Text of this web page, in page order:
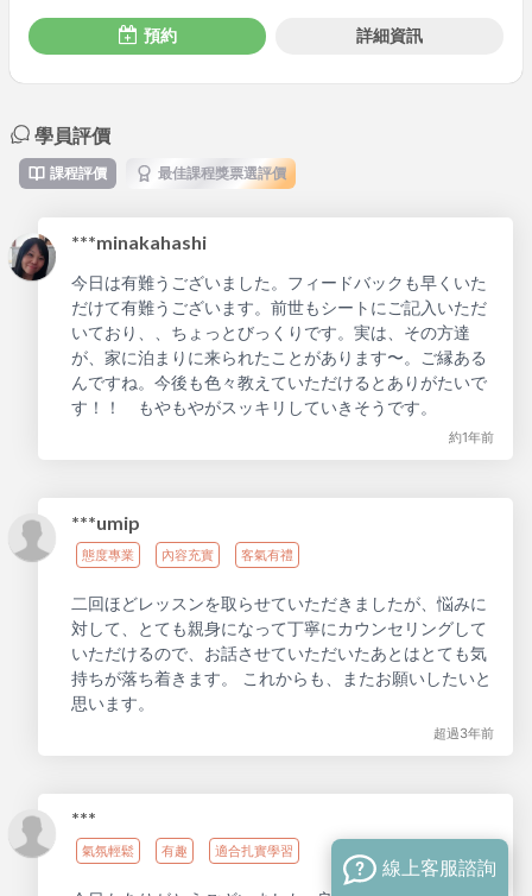
預約 詳細資訊
學員評價
課程評價 最佳課程獎票選評價
***minakahashi
今日は有難うございました。フィードバックも早くいた
だけて有難うございます。前世もシートにご記入いただ
いており、、ちょっとびっくりです。実は、その方達
が、家に泊まりに来られたことがあります〜。ご縁ある
んですね。今後も色々教えていただけるとありがたいで
す！！ もやもやがスッキリしていきそうです。
約1年前
***umip
態度專業 內容充實 客氣有禮
二回ほどレッスンを取らせていただきましたが、悩みに
対して、とても親身になって丁寧にカウンセリングして
いただけるので、お話させていただいたあとはとても気
持ちが落ち着きます。 これからも、またお願いしたいと
思います。
超過3年前
***
氣氛輕鬆 有趣 適合扎實學習
線上客服諮詢